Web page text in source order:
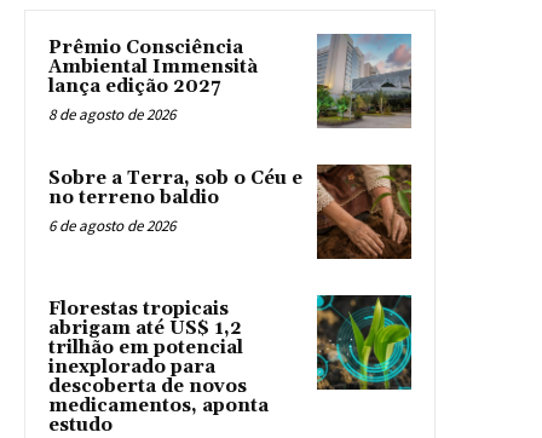
Prêmio Consciência
Ambiental Immensità
lança edição 2027
8 de agosto de 2026
Sobre a Terra, sob o Céu e
no terreno baldio
6 de agosto de 2026
Florestas tropicais
abrigam até US$ 1,2
trilhão em potencial
inexplorado para
descoberta de novos
medicamentos, aponta
estudo